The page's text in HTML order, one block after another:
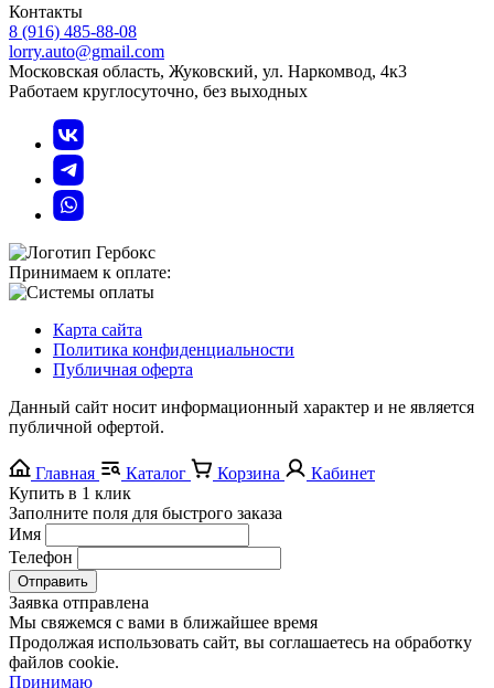
Контакты
8 (916) 485-88-08
lorry.auto@gmail.com
Московская область, Жуковский, ул. Наркомвод, 4к3
Работаем круглосуточно, без выходных
Принимаем к оплате:
Карта сайта
Политика конфиденциальности
Публичная оферта
Данный сайт носит информационный характер и не является
публичной офертой.
Главная Каталог Корзина
Кабинет
Купить в 1 клик
Заполните поля для быстрого заказа
Имя
Телефон
Отправить
Заявка отправлена
Мы свяжемся с вами в ближайшее время
Продолжая использовать сайт, вы соглашаетесь на обработку
файлов cookie.
Принимаю